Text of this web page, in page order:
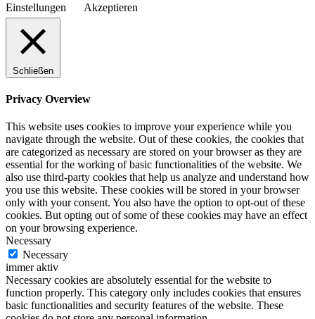
Einstellungen
Akzeptieren
Schließen
Privacy Overview
This website uses cookies to improve your experience while you
navigate through the website. Out of these cookies, the cookies that
are categorized as necessary are stored on your browser as they are
essential for the working of basic functionalities of the website. We
also use third-party cookies that help us analyze and understand how
you use this website. These cookies will be stored in your browser
only with your consent. You also have the option to opt-out of these
cookies. But opting out of some of these cookies may have an effect
on your browsing experience.
Necessary
Necessary
immer aktiv
Necessary cookies are absolutely essential for the website to
function properly. This category only includes cookies that ensures
basic functionalities and security features of the website. These